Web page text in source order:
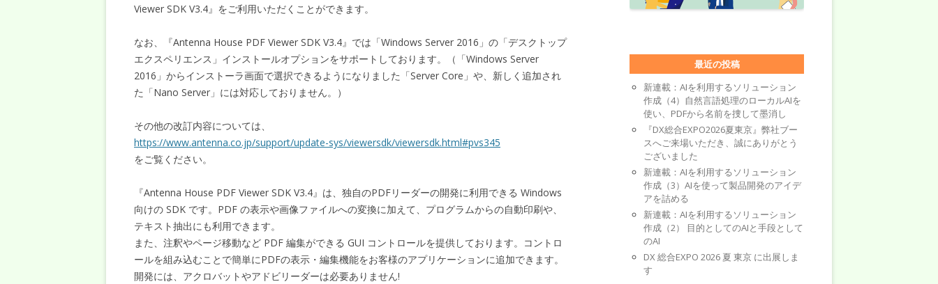
Viewer SDK V3.4』をご利用いただくことができます。
なお、『Antenna House PDF Viewer SDK V3.4』では「Windows Server 2016」の「デスクトップ
エクスペリエンス」インストールオプションをサポートしております。（「Windows Server
2016」からインストーラ画面で選択できるようになりました「Server Core」や、新しく追加され
た「Nano Server」には対応しておりません。）
その他の改訂内容については、
https://www.antenna.co.jp/support/update-sys/viewersdk/viewersdk.html#pvs345
をご覧ください。
『Antenna House PDF Viewer SDK V3.4』は、独自のPDFリーダーの開発に利用できる Windows
向けの SDK です。PDF の表示や画像ファイルへの変換に加えて、プログラムからの自動印刷や、
テキスト抽出にも利用できます。
また、注釈やページ移動など PDF 編集ができる GUI コントロールを提供しております。コントロ
ールを組み込むことで簡単にPDFの表示・編集機能をお客様のアプリケーションに追加できます。
開発には、アクロバットやアドビリーダーは必要ありません!
最近の投稿
新連載：AIを利用するソリューション
作成（4）自然言語処理のローカルAIを
使い、PDFから名前を捜して墨消し
『DX総合EXPO2026夏東京』弊社ブー
スへご来場いただき、誠にありがとう
ございました
新連載：AIを利用するソリューション
作成（3）AIを使って製品開発のアイデ
アを詰める
新連載：AIを利用するソリューション
作成（2） 目的としてのAIと手段として
のAI
DX 総合EXPO 2026 夏 東京 に出展しま
す